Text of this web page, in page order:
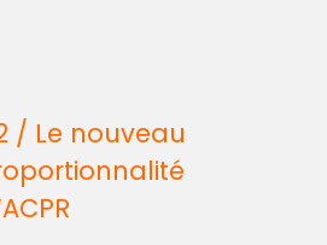
2 / Le nouveau